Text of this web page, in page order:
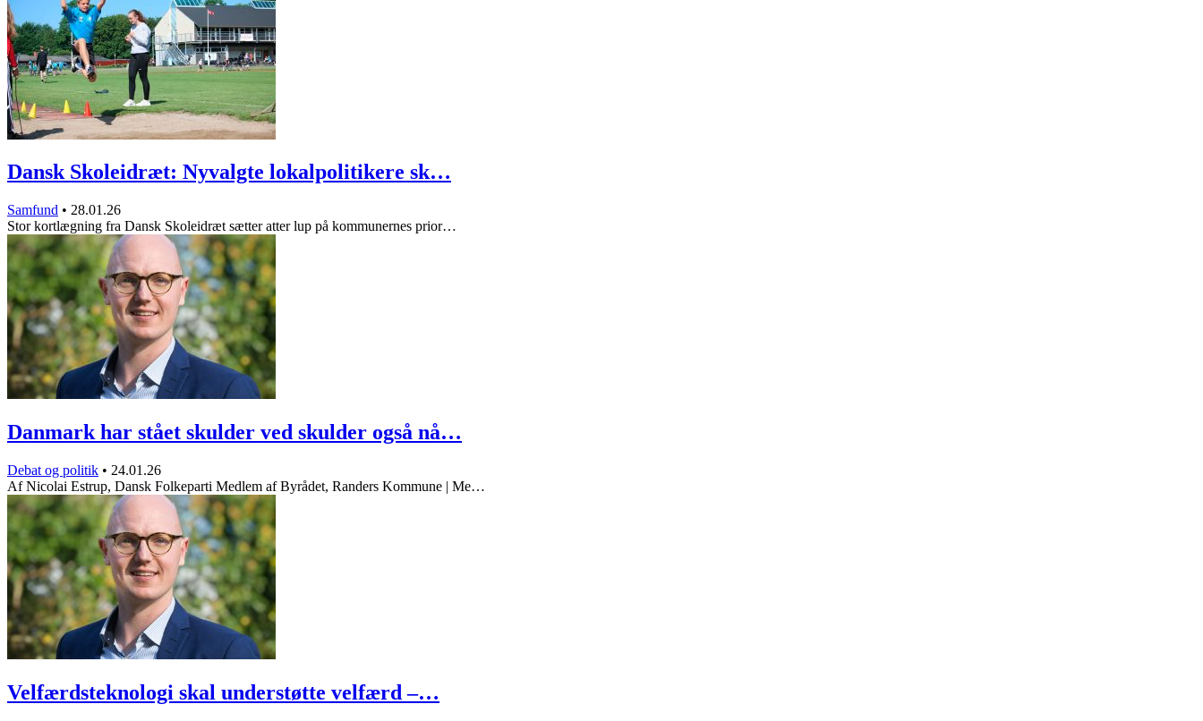
Dansk Skoleidræt: Nyvalgte lokalpolitikere sk…
Samfund • 28.01.26
Stor kortlægning fra Dansk Skoleidræt sætter atter lup på kommunernes prior…
Danmark har stået skulder ved skulder også nå…
Debat og politik • 24.01.26
Af Nicolai Estrup, Dansk Folkeparti Medlem af Byrådet, Randers Kommune | Me…
Velfærdsteknologi skal understøtte velfærd –…